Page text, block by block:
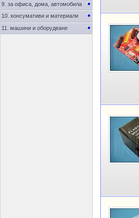
9. за офиса, дома, автомобила
10. консумативи и материали
11. машини и оборудване